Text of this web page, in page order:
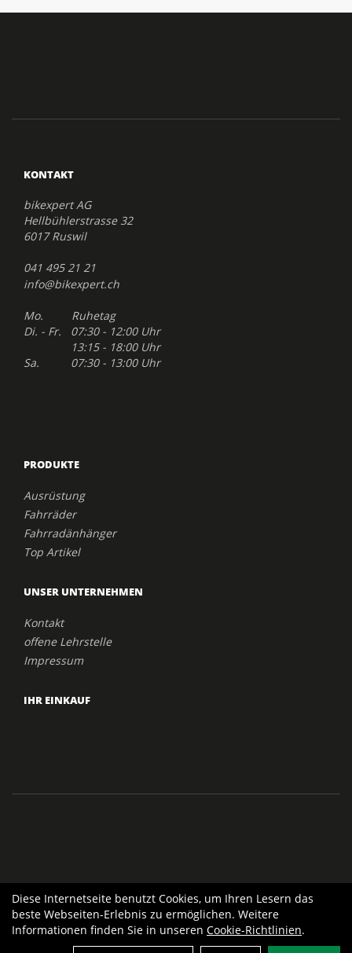
KONTAKT
bikexpert AG
Hellbühlerstrasse 32
6017 Ruswil
041 495 21 21
info@bikexpert.ch
Mo. Ruhetag
Di. - Fr. 07:30 - 12:00 Uhr
13:15 - 18:00 Uhr
Sa. 07:30 - 13:00 Uhr
PRODUKTE
Ausrüstung
Fahrräder
Fahrradänhänger
Top Artikel
UNSER UNTERNEHMEN
Kontakt
offene Lehrstelle
Impressum
IHR EINKAUF
Diese Internetseite benutzt Cookies, um Ihren Lesern das
beste Webseiten-Erlebnis zu ermöglichen. Weitere
Informationen finden Sie in unseren Cookie-Richtlinien.